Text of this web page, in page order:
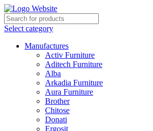
Select category
Manufactures
Activ Furniture
Aditech Furniture
Alba
Arkadia Furniture
Aura Furniture
Brother
Chitose
Donati
Ergosit